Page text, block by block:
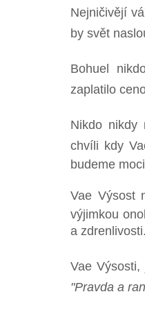
Nejničivějí
by svět
Bohuel
zaplatilo
Nikdo nikdy
chvíli kdy
budeme
Vae
výjimkou
a zdrenlivosti.
Vae
"Pravda a